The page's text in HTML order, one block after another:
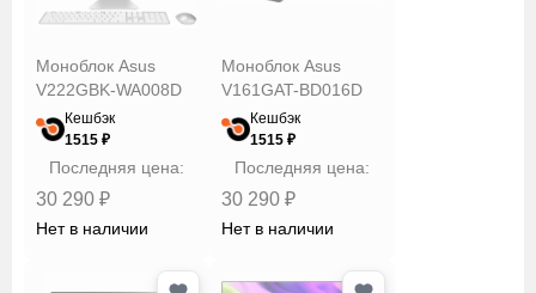
Накопители
Моноблок Asus
V222GBK-WA008D
Кешбэк
1515 ₽
Последняя цена:
30 290 ₽
Нет в наличии
Моноблок Asus
V161GAT-BD016D
Кешбэк
1515 ₽
Последняя цена:
30 290 ₽
Нет в наличии